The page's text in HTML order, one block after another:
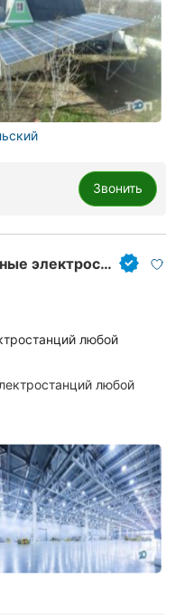
Звонить
Энергетика будущего, солнечные электростанции
любой
любой